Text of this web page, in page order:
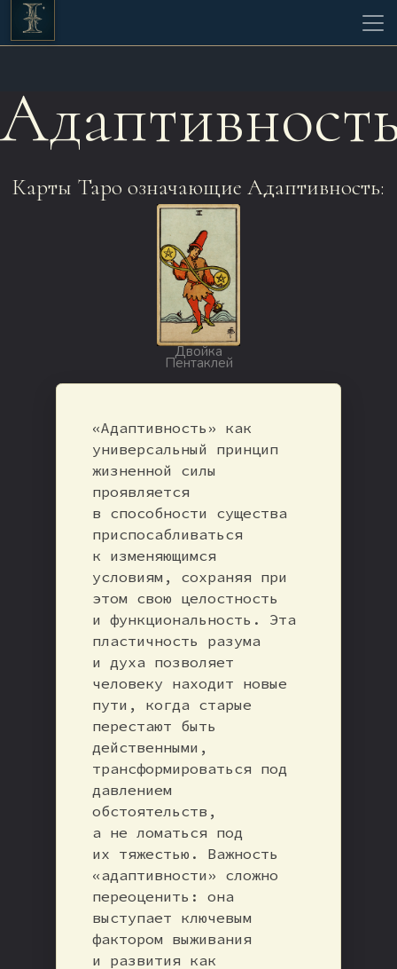
Карты Таро означающие Адаптивность:
Двойка
Пентаклей
«Адаптивность» как
универсальный принцип
жизненной силы
проявляется
в способности существа
приспосабливаться
к изменяющимся
условиям, сохраняя при
этом свою целостность
и функциональность. Эта
пластичность разума
и духа позволяет
человеку находит новые
пути, когда старые
перестают быть
действенными,
трансформироваться под
давлением
обстоятельств,
а не ломаться под
их тяжестью. Важность
«адаптивности» сложно
переоценить: она
выступает ключевым
фактором выживания
и развития как